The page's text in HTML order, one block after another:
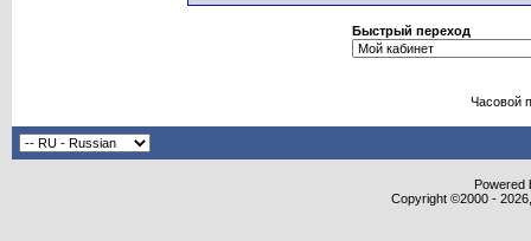
Быстрый переход
Часовой
Powered
Copyright ©2000 -